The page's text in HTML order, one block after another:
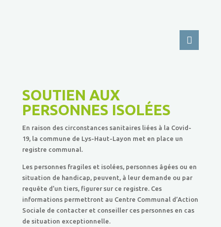
SOUTIEN AUX
PERSONNES ISOLÉES
En raison des circonstances sanitaires liées à la Covid-
19, la commune de Lys-Haut-Layon met en place un
registre communal.
Les personnes fragiles et isolées, personnes âgées ou en
situation de handicap, peuvent, à leur demande ou par
requête d’un tiers, figurer sur ce registre. Ces
informations permettront au Centre Communal d’Action
Sociale de contacter et conseiller ces personnes en cas
de situation exceptionnelle.